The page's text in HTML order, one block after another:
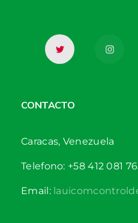
CONTACTO
Caracas, Venezuela
Telefono: +58 412 081
Email: